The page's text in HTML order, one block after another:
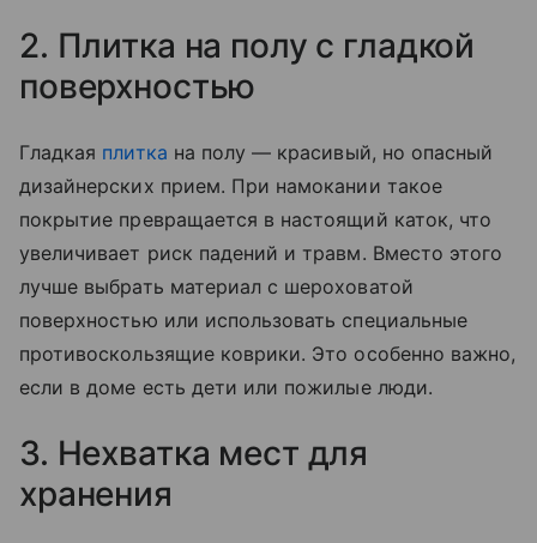
2. Плитка на полу с гладкой
поверхностью
Гладкая плитка на полу — красивый, но опасный
дизайнерских прием. При намокании такое
покрытие превращается в настоящий каток, что
увеличивает риск падений и травм. Вместо этого
лучше выбрать материал с шероховатой
поверхностью или использовать специальные
противоскользящие коврики. Это особенно важно,
если в доме есть дети или пожилые люди.
3. Нехватка мест для
хранения